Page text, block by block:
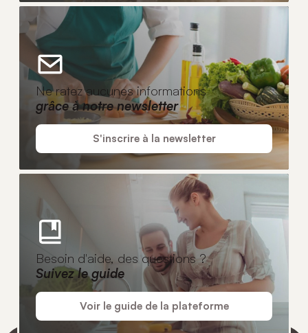
Ne ratez aucunes informations
grâce à notre newsletter
S'inscrire à la newsletter
Besoin d'aide, des questions ?
Suivez le guide
Voir le guide de la plateforme